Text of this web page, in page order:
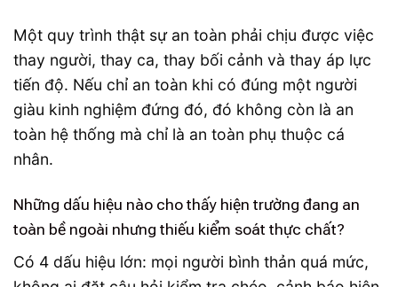
Một quy trình thật sự an toàn phải chịu được việc
thay người, thay ca, thay bối cảnh và thay áp lực
tiến độ. Nếu chỉ an toàn khi có đúng một người
giàu kinh nghiệm đứng đó, đó không còn là an
toàn hệ thống mà chỉ là an toàn phụ thuộc cá
nhân.
Những dấu hiệu nào cho thấy hiện trường đang an
toàn bề ngoài nhưng thiếu kiểm soát thực chất?
Có 4 dấu hiệu lớn: mọi người bình thản quá mức,